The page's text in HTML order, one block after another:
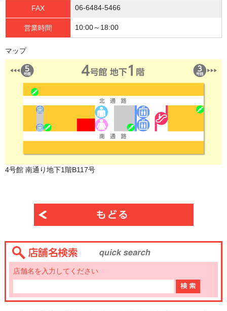
FAX 06-6484-5466
営業時間 10:00～18:00
マップ
4号館 南通り地下1階B117号
店舗名を入力してください